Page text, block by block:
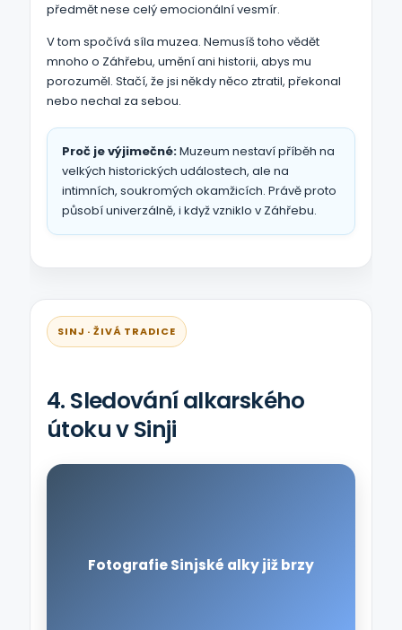
předmět nese celý emocionální vesmír.
V tom spočívá síla muzea. Nemusíš toho vědět
mnoho o Záhřebu, umění ani historii, abys mu
porozuměl. Stačí, že jsi někdy něco ztratil, překonal
nebo nechal za sebou.
Proč je výjimečné:Muzeum nestaví příběh na
velkých historických událostech, ale na
intimních, soukromých okamžicích. Právě proto
působí univerzálně, i když vzniklo v Záhřebu.
SINJ · ŽIVÁ TRADICE
4. Sledování alkarského
útoku v Sinji
Fotografie Sinjské alky již brzy